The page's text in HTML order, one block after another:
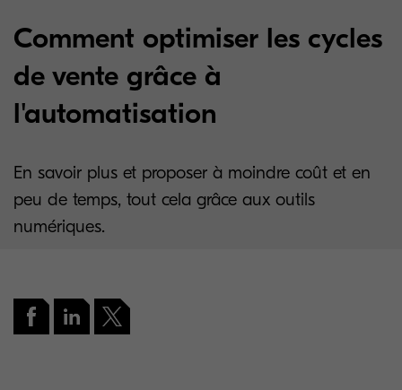
Comment optimiser les cycles
de vente grâce à
l'automatisation
En savoir plus et proposer à moindre coût et en
peu de temps, tout cela grâce aux outils
numériques.